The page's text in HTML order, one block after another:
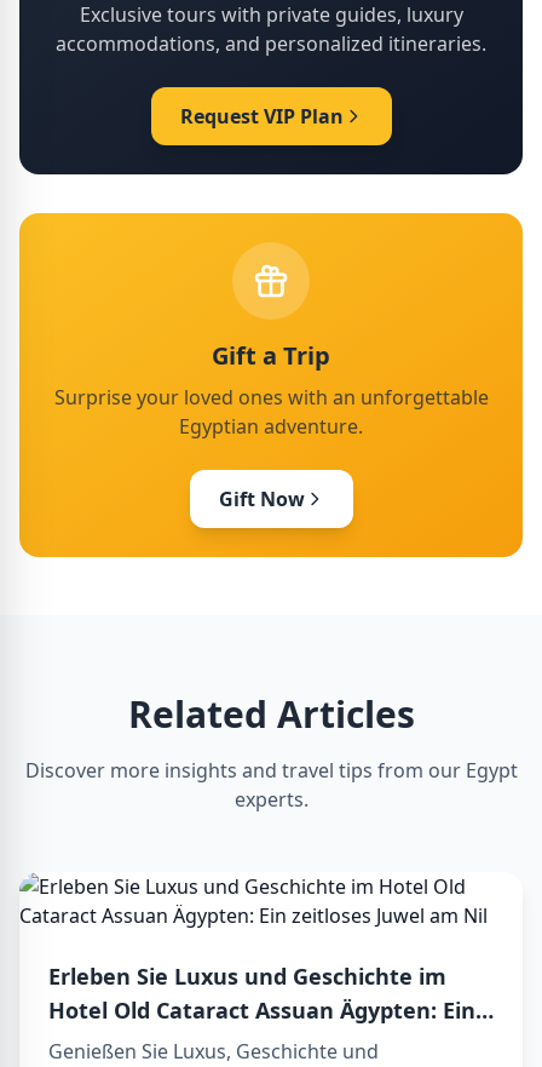
Exclusive tours with private guides, luxury
accommodations, and personalized itineraries.
Request VIP Plan
Gift a Trip
Surprise your loved ones with an unforgettable
Egyptian adventure.
Gift Now
Related Articles
Discover more insights and travel tips from our Egypt
experts.
Erleben Sie Luxus und Geschichte im
Hotel Old Cataract Assuan Ägypten: Ein
zeitloses Juwel am Nil
Genießen Sie Luxus, Geschichte und